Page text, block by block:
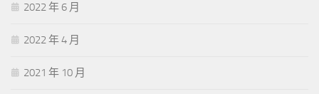
2022 年 6 月
2022 年 4 月
2021 年 10 月